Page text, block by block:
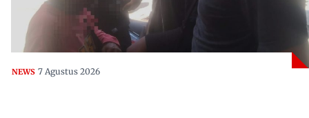
NEWS 7 Agustus 2026